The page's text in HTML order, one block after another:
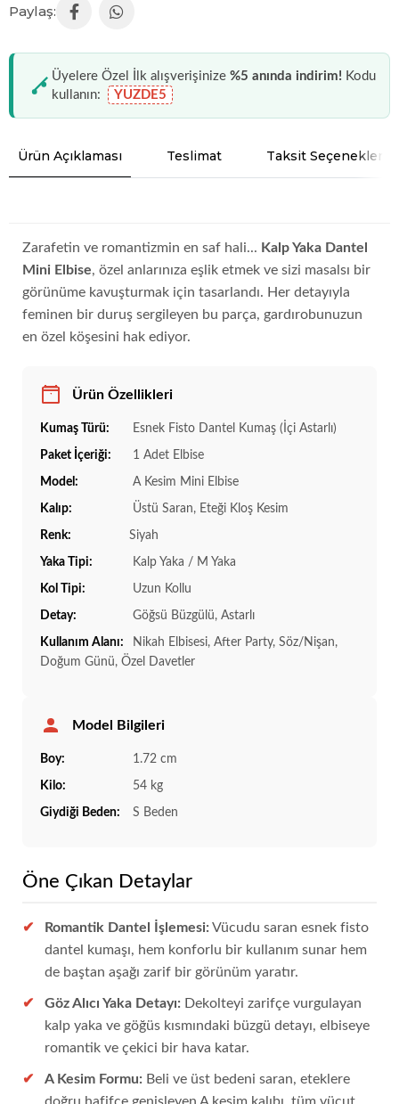
Üyelere Özel İlk alışverişinize %5 anında indirim! Kodu
kullanın:
YUZDE5
Ürün Açıklaması Teslimat Taksit Seçenekleri
Zarafetin ve romantizmin en saf hali... Kalp Yaka Dantel
Mini Elbise, özel anlarınıza eşlik etmek ve sizi masalsı bir
görünüme kavuşturmak için tasarlandı. Her detayıyla
feminen bir duruş sergileyen bu parça, gardırobunuzun
en özel köşesini hak ediyor.
Ürün Özellikleri
Kumaş Türü: Esnek Fisto Dantel Kumaş (İçi Astarlı)
Paket İçeriği: 1 Adet Elbise
Model: A Kesim Mini Elbise
Kalıp: Üstü Saran, Eteği Kloş Kesim
Renk: Siyah
Yaka Tipi: Kalp Yaka / M Yaka
Kol Tipi: Uzun Kollu
Detay: Göğsü Büzgülü, Astarlı
Kullanım Alanı:
Nikah Elbisesi, After Party, Söz/Nişan,
Doğum Günü, Özel Davetler
Model Bilgileri
Boy: 1.72 cm
Kilo: 54 kg
Giydiği Beden: S Beden
Öne Çıkan Detaylar
Romantik Dantel İşlemesi: Vücudu saran esnek fisto
dantel kumaşı, hem konforlu bir kullanım sunar hem
de baştan aşağı zarif bir görünüm yaratır.
Göz Alıcı Yaka Detayı: Dekolteyi zarifçe vurgulayan
kalp yaka ve göğüs kısmındaki büzgü detayı, elbiseye
romantik ve çekici bir hava katar.
A Kesim Formu: Beli ve üst bedeni saran, eteklere